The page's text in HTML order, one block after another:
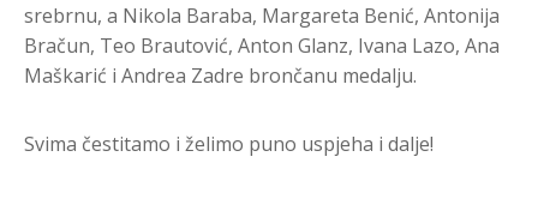
srebrnu, a Nikola Baraba, Margareta Benić, Antonija
Bračun, Teo Brautović, Anton Glanz, Ivana Lazo, Ana
Maškarić i Andrea Zadre brončanu medalju.
Svima čestitamo i želimo puno uspjeha i dalje!